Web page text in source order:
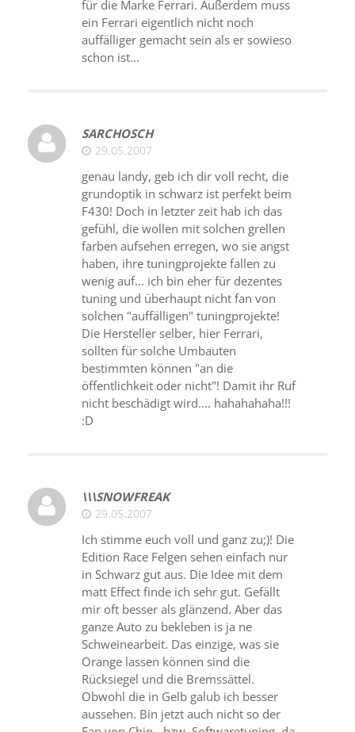
für die Marke Ferrari. Außerdem muss
ein Ferrari eigentlich nicht noch
auffälliger gemacht sein als er sowieso
schon ist...
SARCHOSCH
29.05.2007
genau landy, geb ich dir voll recht, die
grundoptik in schwarz ist perfekt beim
F430! Doch in letzter zeit hab ich das
gefühl, die wollen mit solchen grellen
farben aufsehen erregen, wo sie angst
haben, ihre tuningprojekte fallen zu
wenig auf... ich bin eher für dezentes
tuning und überhaupt nicht fan von
solchen "auffälligen" tuningprojekte!
Die Hersteller selber, hier Ferrari,
sollten für solche Umbauten
bestimmten können "an die
öffentlichkeit oder nicht"! Damit ihr Ruf
nicht beschädigt wird.... hahahahaha!!!
:D
\\\SNOWFREAK
29.05.2007
Ich stimme euch voll und ganz zu;)! Die
Edition Race Felgen sehen einfach nur
in Schwarz gut aus. Die Idee mit dem
matt Effect finde ich sehr gut. Gefällt
mir oft besser als glänzend. Aber das
ganze Auto zu bekleben is ja ne
Schweinearbeit. Das einzige, was sie
Orange lassen können sind die
Rücksiegel und die Bremssättel.
Obwohl die in Gelb galub ich besser
aussehen. Bin jetzt auch nicht so der